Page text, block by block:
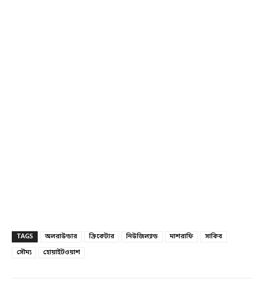
TAGS অলরাউন্ডার ক্রিকেটার নিউজিল্যান্ড মাশরাফি
সাকিব
সৌম্য
হোয়াইটওয়াশ